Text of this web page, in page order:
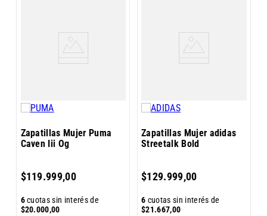
Zapatillas Mujer Puma
Caven Iii Og
$119.999,00
6cuotas sin interés de
$20.000,00
Zapatillas Mujer adidas
Streetalk Bold
$129.999,00
6 cuotas sin interés de
$21.667,00